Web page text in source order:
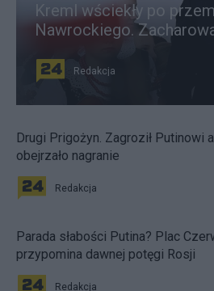
Kreml wściekły po
Nawrockiego.
Redakcja
Drugi Prigożyn. Zagroził Putinowi
obejrzało nagranie
Redakcja
Parada słabości Putina? Plac
przypomina dawnej potęgi Rosji
Redakcja